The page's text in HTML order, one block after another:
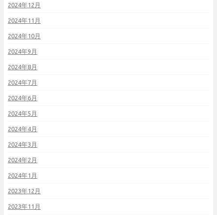
2024年12月
2024年11月
2024年10月
2024年9月
2024年8月
2024年7月
2024年6月
2024年5月
2024年4月
2024年3月
2024年2月
2024年1月
2023年12月
2023年11月